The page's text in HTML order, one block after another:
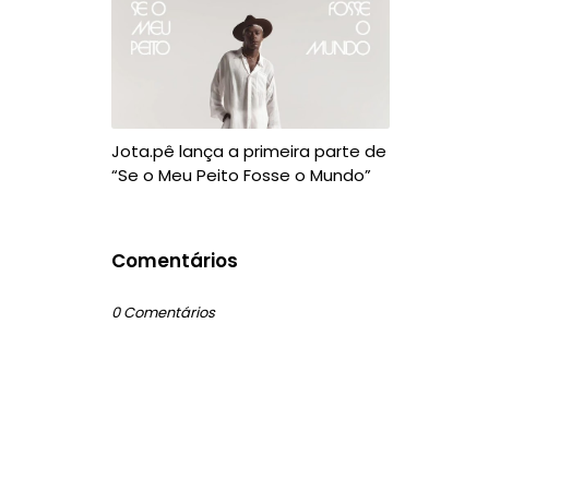
Jota.pê lança a primeira parte de
“Se o Meu Peito Fosse o Mundo”
Comentários
0 Comentários